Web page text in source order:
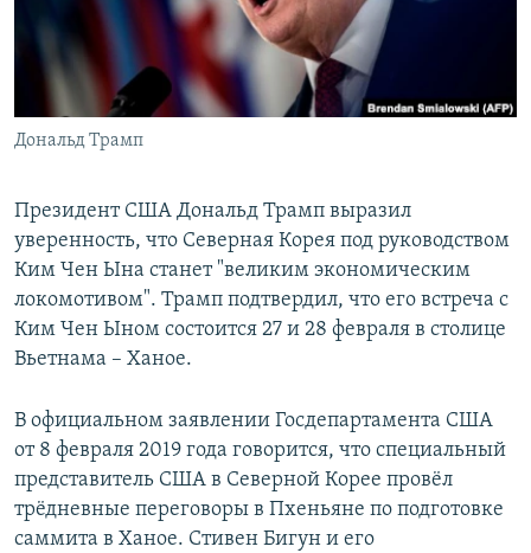
Հայերեն
English
Русский
Дональд Трамп
Президент США Дональд Трамп выразил
уверенность, что Северная Корея под руководством
Ким Чен Ына станет "великим экономическим
локомотивом". Трамп подтвердил, что его встреча с
Ким Чен Ыном состоится 27 и 28 февраля в столице
Вьетнама – Ханое.
В официальном заявлении Госдепартамента США
от 8 февраля 2019 года говорится, что специальный
представитель США в Северной Корее провёл
трёдневные переговоры в Пхеньяне по подготовке
саммита в Ханое. Стивен Бигун и его